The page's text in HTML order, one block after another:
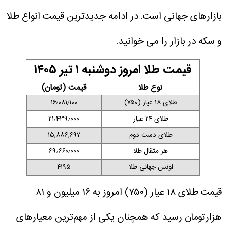
بازارهای جهانی است.در ادامه جدیدترین قیمت انواع طلا
و سکه در بازار را می خوانید.
قیمت طلا امروز دوشنبه ۱ تیر ۱۴۰۵
نوع طلا قیمت (تومان)
طلای ۱۸ عیار (۷۵۰)
۱۶٫۰۸۱٫۱۰۰
طلای ۲۴ عیار
۲۱٫۴۳۹٫۰۰۰
طلای دست دوم
۱۵,۸۸۶,۶۹۷
هر مثقال طلا
۶۹٫۶۶۰٫۰۰۰
اونس جهانی طلا
۴۱۹۵
قیمت طلای ۱۸ عیار (۷۵۰) امروز به ۱۶ میلیون و ۸۱
هزارتومان رسید که همچنان یکی از مهم‌ترین معیارهای